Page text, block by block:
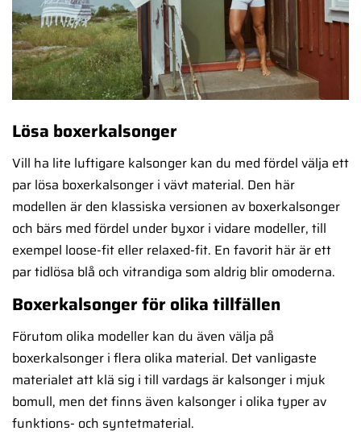
Lösa boxerkalsonger
Vill ha lite luftigare kalsonger kan du med fördel välja ett
par lösa boxerkalsonger i vävt material. Den här
modellen är den klassiska versionen av boxerkalsonger
och bärs med fördel under byxor i vidare modeller, till
exempel loose-fit eller relaxed-fit. En favorit här är ett
par tidlösa blå och vitrandiga som aldrig blir omoderna.
Boxerkalsonger för olika tillfällen
Förutom olika modeller kan du även välja på
boxerkalsonger i flera olika material. Det vanligaste
materialet att klä sig i till vardags är kalsonger i mjuk
bomull, men det finns även kalsonger i olika typer av
funktions- och syntetmaterial.